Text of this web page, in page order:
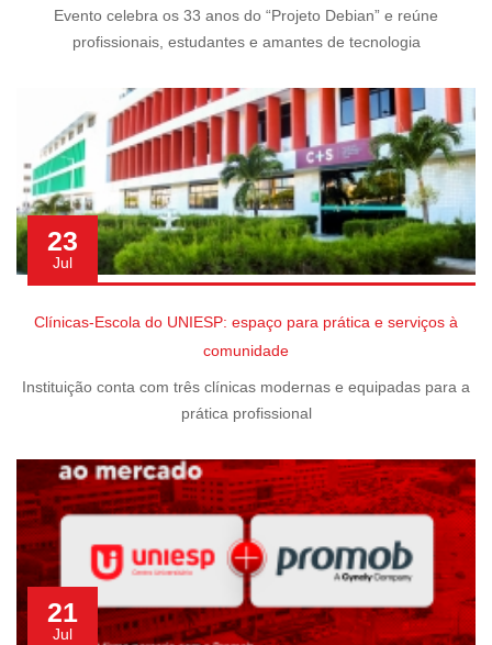
Evento celebra os 33 anos do “Projeto Debian” e reúne
profissionais, estudantes e amantes de tecnologia
23
Jul
Clínicas-Escola do UNIESP: espaço para prática e serviços à
comunidade
Instituição conta com três clínicas modernas e equipadas para a
prática profissional
21
Jul